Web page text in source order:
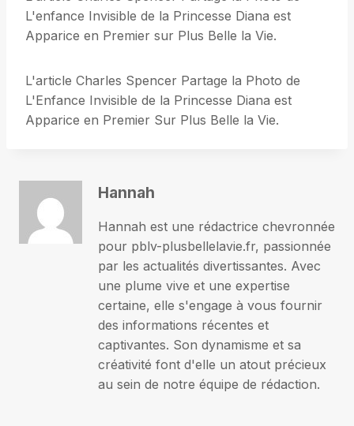
L'enfance Invisible de la Princesse Diana est
Apparice en Premier sur Plus Belle la Vie.
L'article Charles Spencer Partage la Photo de
L'Enfance Invisible de la Princesse Diana est
Apparice en Premier Sur Plus Belle la Vie.
Hannah
Hannah est une rédactrice chevronnée
pour pblv-plusbellelavie.fr, passionnée
par les actualités divertissantes. Avec
une plume vive et une expertise
certaine, elle s'engage à vous fournir
des informations récentes et
captivantes. Son dynamisme et sa
créativité font d'elle un atout précieux
au sein de notre équipe de rédaction.